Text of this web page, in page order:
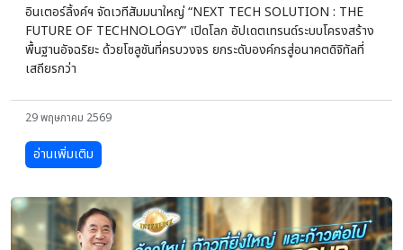
อินเตอร์ลิ้งค์ฯ จัดเวทีสัมมนาใหญ่ “NEXT TECH SOLUTION : THE
FUTURE OF TECHNOLOGY” เปิดโลก อัปเดตเทรนด์ระบบโครงสร้าง
พื้นฐานอัจฉริยะ ด้วยโซลูชันที่ครบวงจร ยกระดับองค์กรสู่อนาคตดิจิทัลที่
เสถียรกว่า
29 พฤษภาคม 2569
อ่านเพิ่มเติม